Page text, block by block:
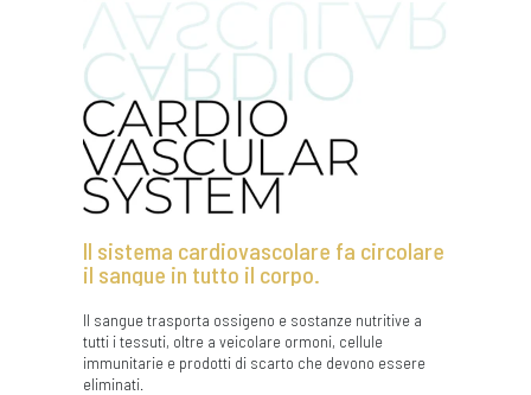
Il sistema cardiovascolare fa circolare
il sangue in tutto il corpo.
Il sangue trasporta ossigeno e sostanze nutritive a
tutti i tessuti, oltre a veicolare ormoni, cellule
immunitarie e prodotti di scarto che devono essere
eliminati.